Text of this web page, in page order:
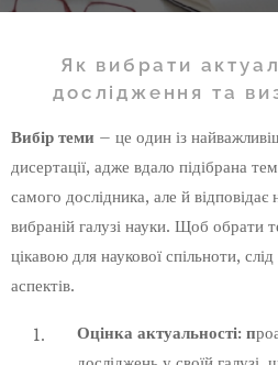
Як вибрати
дослідження та
Вибір теми – це один із
дисертації, адже вдало підібрана
самого дослідника, але й відповідає
вибраній галузі науки. Щоб обрати
цікавою для наукової спільноти,
аспектів.
Оцінка актуальності: п